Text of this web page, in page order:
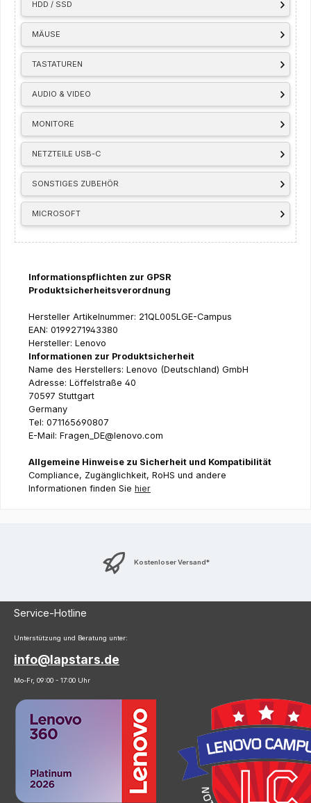
HDD / SSD
MÄUSE
TASTATUREN
AUDIO & VIDEO
MONITORE
NETZTEILE USB-C
SONSTIGES ZUBEHÖR
MICROSOFT
Informationspflichten zur GPSR
Produktsicherheitsverordnung
Hersteller Artikelnummer: 21QL005LGE-Campus
EAN: 0199271943380
Hersteller: Lenovo
Informationen zur Produktsicherheit
Name des Herstellers: Lenovo (Deutschland) GmbH
Adresse: Löffelstraße 40
70597 Stuttgart
Germany
Tel: 071165690807
E-Mail: Fragen_DE@lenovo.com
Allgemeine Hinweise zu Sicherheit und Kompatibilität
Compliance, Zugänglichkeit, RoHS und andere
Informationen finden Sie hier
Kostenloser Versand*
Service-Hotline
Unterstützung und Beratung unter:
info@lapstars.de
Mo-Fr, 09:00 - 17:00 Uhr